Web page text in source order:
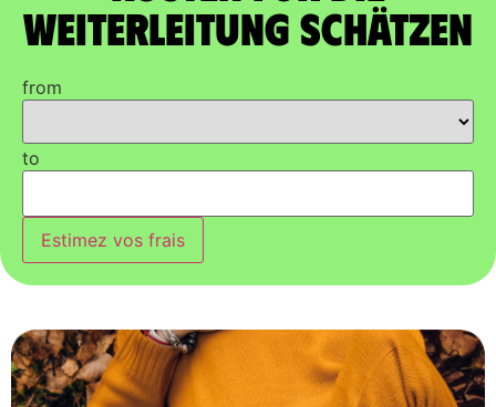
Weiterleitung schätzen
from
to
Estimez vos frais